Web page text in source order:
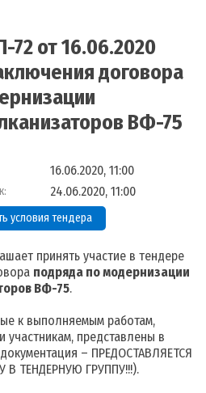
от 16.06.2020
договора
ВФ-75
16.06.2020, 11:00
24.06.2020, 11:00
условия тендера
принять участие в тендере
подряда по модернизации
ВФ-75.
к выполняемым работам,
участникам, представлены в
– ПРЕДОСТАВЛЯЕТСЯ
ТЕНДЕРНУЮ ГРУППУ!!!).